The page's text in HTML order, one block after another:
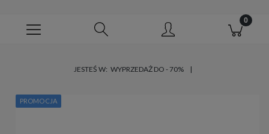
JESTEŚ W: WYPRZEDAŻ DO - 70%
PROMOCJA